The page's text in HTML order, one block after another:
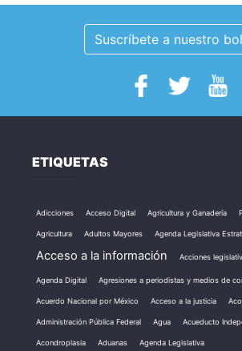
Suscríbete a nuestro
ETIQUETAS
Adicciones Acceso Digital Agricultura y Ganadería
Agricultura Adultos Mayores Agenda Legislativa
Acceso a la información Acciones
Agenda Digital Agresiones a periodistas y medios de
Acuerdo Nacional por México Acceso a la justicia
Administración Pública Federal Agua Acueducto
Acondroplasia Aduanas Agenda Legislativa